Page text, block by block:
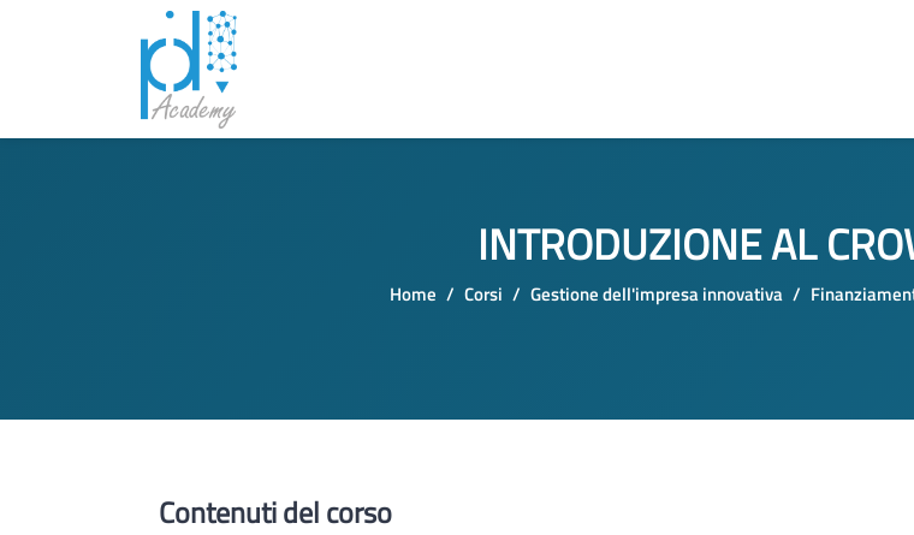
INTRODUZIONE AL
Home Corsi Gestione dell'impresa innovativa
Contenuti del corso